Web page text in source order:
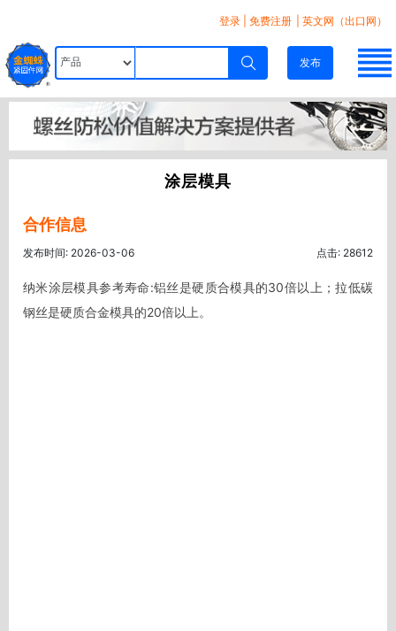
登录 免费注册 | 英文网（出口网）
发布
涂层模具
合作信息
发布时间: 2026-03-06 点击: 28612
纳米涂层模具参考寿命:铝丝是硬质合模具的30倍以上；拉低碳
钢丝是硬质合金模具的20倍以上。